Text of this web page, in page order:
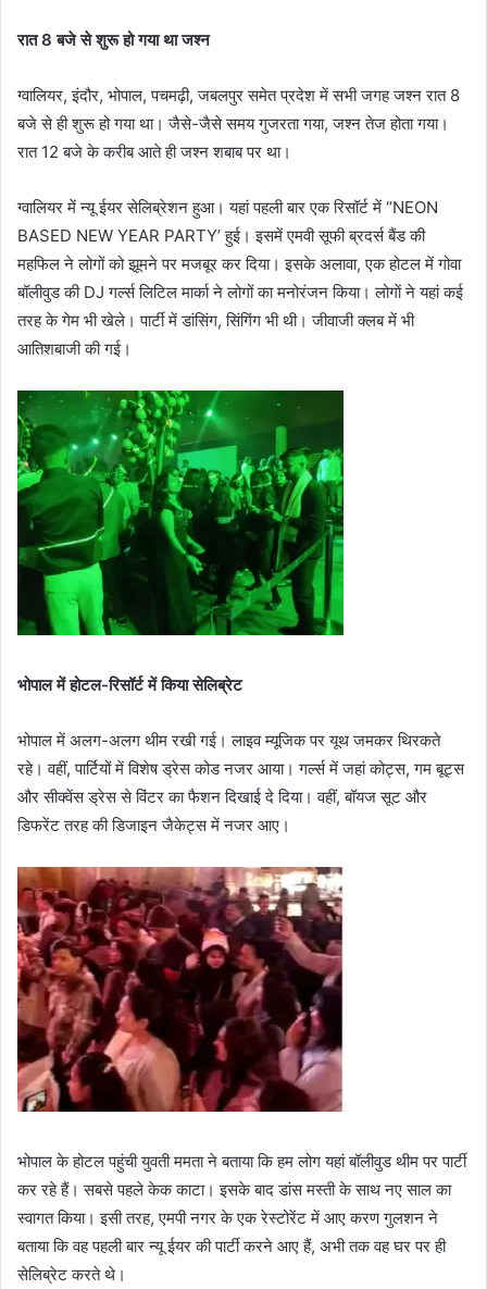
रात 8 बजे से शुरू हो गया था जश्न
ग्वालियर, इंदौर, भोपाल, पचमढ़ी, जबलपुर समेत प्रदेश में सभी जगह जश्न रात 8
बजे से ही शुरू हो गया था। जैसे-जैसे समय गुजरता गया, जश्न तेज होता गया।
रात 12 बजे के करीब आते ही जश्न शबाब पर था।
ग्वालियर में न्यू ईयर सेलिब्रेशन हुआ। यहां पहली बार एक रिसॉर्ट में “NEON
BASED NEW YEAR PARTY’ हुई। इसमें एमवी सूफी ब्रदर्स बैंड की
महफिल ने लोगों को झूमने पर मजबूर कर दिया। इसके अलावा, एक होटल में गोवा
बॉलीवुड की DJ गर्ल्स लिटिल मार्का ने लोगों का मनोरंजन किया। लोगाें ने यहां कई
तरह के गेम भी खेले। पार्टी में डांसिंग, सिंगिंग भी थी। जीवाजी क्लब में भी
आतिशबाजी की गई।
भोपाल में होटल-रिसॉर्ट में किया सेलिब्रेट
भोपाल में अलग-अलग थीम रखी गई। लाइव म्यूजिक पर यूथ जमकर थिरकते
रहे। वहीं, पार्टियों में विशेष ड्रेस कोड नजर आया। गर्ल्स में जहां कोट्स, गम बूट्स
और सीक्वेंस ड्रेस से विंटर का फैशन दिखाई दे दिया। वहीं, बॉयज सूट और
डिफरेंट तरह की डिजाइन जैकेट्स में नजर आए।
भोपाल के होटल पहुंची युवती ममता ने बताया कि हम लोग यहां बॉलीवुड थीम पर पार्टी
कर रहे हैं। सबसे पहले केक काटा। इसके बाद डांस मस्ती के साथ नए साल का
स्वागत किया। इसी तरह, एमपी नगर के एक रेस्टोरेंट में आए करण गुलशन ने
बताया कि वह पहली बार न्यू ईयर की पार्टी करने आए हैं, अभी तक वह घर पर ही
सेलिब्रेट करते थे।